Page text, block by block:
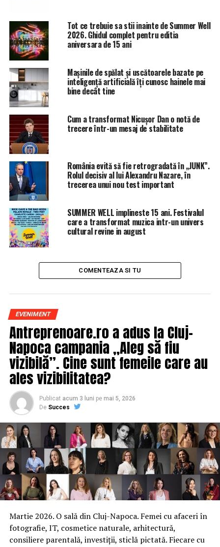
sanctiune.
Ranita in orgoliul propiu, RĂDULESCU RODICA
considerand
Ploiesti ca pe propia mosie a interzis accesul
politistilor locali atat in curtea institutiei cat si in
interior inpiedicand in fapt desfasurarea atributiilor
de serviciu al acestora conform protocolului. Oare
Inspectoratul Scolar al Judetului Prahova ce parere
are?
Cu aceasta ocazie felicitam politistii locali pentru
masurile luate si ii asiguram de sprijinul nostru.
(Irinel I.).
ArticolulEXCLUSIV/Prinsa ca fumeaza in scoala
razbuna pe politistii localiapare prima dată înZiarul
Incisiv de Prahova.
URMATORUL
EXCLUSIV/UNA DINTRE PRACTICANTELE PROSTITUTIEI DIN
APARATUL CENTRAL AL MINISTERULUI AFACERISTILOR
INTERNI: BOROVINA ALINA FLORENTINA
NU RATATI
EXCLUSIV/Camelia Bogdan un personaj de te iei cu
mâinile de cap/Cum funcționa Protocolul Inspecției
Judiciare cu SRI
Tot ce trebuie sa stii inainte de Summer Well
2026. Ghidul complet pentru editia
aniversara de 15 ani
Mașinile de spălat și uscătoarele bazate pe
inteligență artificială îți cunosc hainele mai
bine decât tine
Cum a transformat Nicușor Dan o notă de
trecere într-un mesaj de stabilitate
România evită să fie retrogradată în „JUNK”.
Rolul decisiv al lui Alexandru Nazare, în
trecerea unui nou test important
SUMMER WELL implineste 15 ani. Festivalul
care a transformat muzica intr-un univers
cultural revine in august
COMENTEAZA SI TU
EVENIMENT
Antreprenoare.ro a adus la Cluj-
Napoca campania „Aleg să fiu
vizibilă”. Cine sunt femeile care au
ales vizibilitatea?
Publicat acum 3 luni pe mai 5, 2026
De Succes
Martie 2026. O sală din Cluj-Napoca. Femei cu afaceri în
fotografie, IT, cosmetice naturale, arhitectură,
consiliere parentală, investiții, sticlă pictată. Fiecare cu